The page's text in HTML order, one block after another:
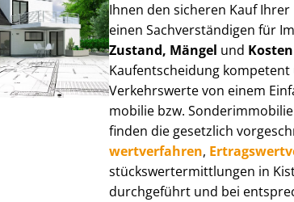
Ihnen den sicheren Kauf
einen Sach­ver­stän­di­gen für
Zustand, Mängel und Kosten
Kauf­ent­schei­dung
Verkehrswerte von einem
mo­bi­lie bzw.
finden die gesetzlich
wert­ver­fah­ren,
stücks­wert­ermitt­lun­gen in
durchgeführt und bei